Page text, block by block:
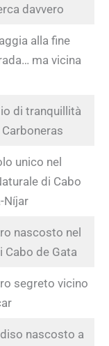
davvero
alla fine
ma vicina
di tranquillità
unico nel
di Cabo
Níjar
nascosto nel
Cabo de Gata
segreto vicino
nascosto a